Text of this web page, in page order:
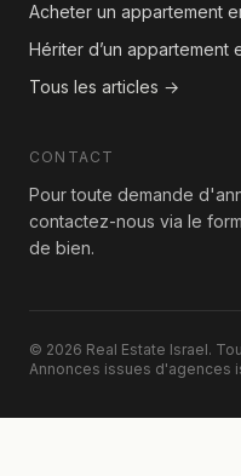
Acheter un appartement
Hériter d’un appartement
Tous les articles →
CONTACT
Pour toute demande
contactez-nous via le
de bien.
© 2026 Real Estate Israel.
Annonces issues d'agences